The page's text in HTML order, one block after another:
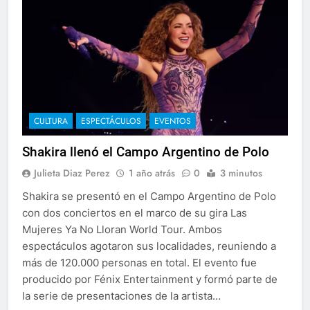
CULTURA ESPECTÁCULOS EVENTOS
Shakira llenó el Campo Argentino de Polo
Julieta Diaz Perez 1 año atrás 0 3 minutos
Shakira se presentó en el Campo Argentino de Polo
con dos conciertos en el marco de su gira Las
Mujeres Ya No Lloran World Tour. Ambos
espectáculos agotaron sus localidades, reuniendo a
más de 120.000 personas en total. El evento fue
producido por Fénix Entertainment y formó parte de
la serie de presentaciones de la artista…